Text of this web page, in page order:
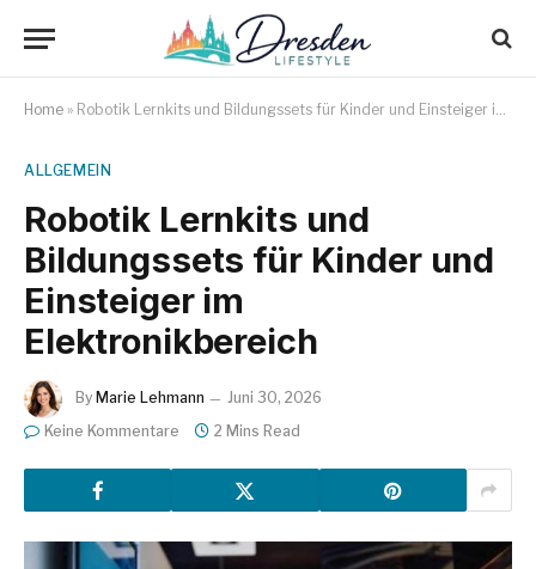
Home » Robotik Lernkits und Bildungssets für Kinder und Einsteiger im Elektronikbereich
ALLGEMEIN
Robotik Lernkits und
Bildungssets für Kinder und
Einsteiger im
Elektronikbereich
By Marie Lehmann
Juni 30, 2026
Keine Kommentare
2 Mins Read